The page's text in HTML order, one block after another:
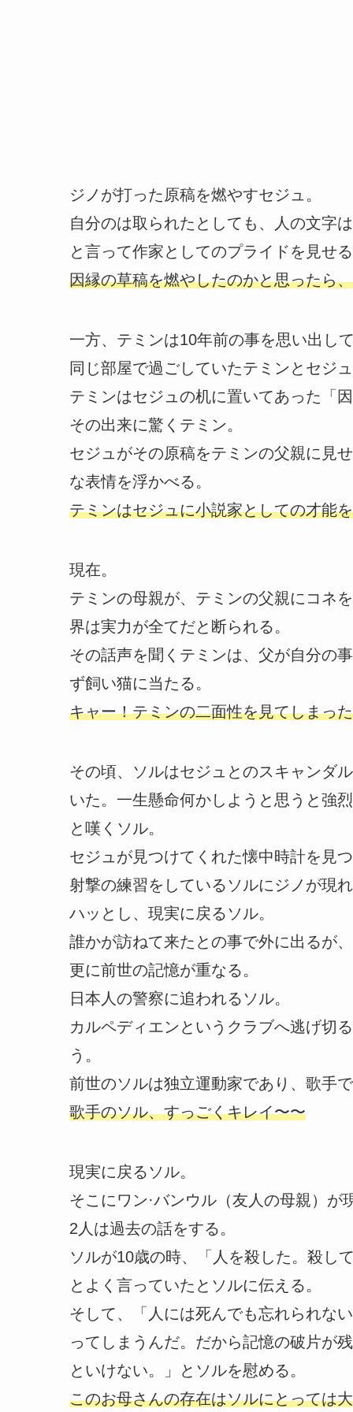
ジノが打った原稿を燃やすセジュ。
自分のは取られたとしても、人の文字
と言って作家としてのプライドを見せ
因縁の草稿を燃やしたのかと思ったら
一方、テミンは10年前の事を思い出し
同じ部屋で過ごしていたテミンとセジ
テミンはセジュの机に置いてあった「
その出来に驚くテミン。
セジュがその原稿をテミンの父親に見
な表情を浮かべる。
テミンはセジュに小説家としての才能
現在。
テミンの母親が、テミンの父親にコネ
界は実力が全てだと断られる。
その話声を聞くテミンは、父が自分の
ず飼い猫に当たる。
キャー！テミンの二面性を見てしまっ
その頃、ソルはセジュとのスキャンダ
いた。一生懸命何かしようと思うと強
と嘆くソル。
セジュが見つけてくれた懐中時計を見
射撃の練習をしているソルにジノが現
ハッとし、現実に戻るソル。
誰かが訪ねて来たとの事で外に出るが
更に前世の記憶が重なる。
日本人の警察に追われるソル。
カルペディエンというクラブへ逃げ切
う。
前世のソルは独立運動家であり、歌手
歌手のソル、すっごくキレイ〜〜
現実に戻るソル。
そこにワン·バンウル（友人の母親）が
2人は過去の話をする。
ソルが10歳の時、「人を殺した。殺し
とよく言っていたとソルに伝える。
そして、「人には死んでも忘れられな
ってしまうんだ。だから記憶の破片が
といけない。」とソルを慰める。
このお母さんの存在はソルにとっては